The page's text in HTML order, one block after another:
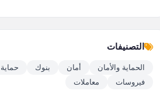
التصنيفات
الحماية والأمان أمان بنوك
حماية
فيروسات
معاملات